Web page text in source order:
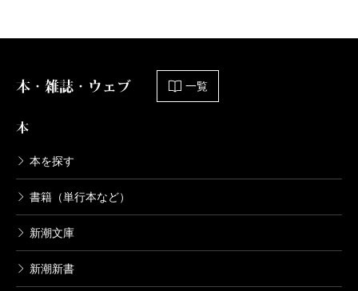
本・雑誌・ウェブ 一覧
本
本を探す
書籍（単行本など）
新潮文庫
新潮新書